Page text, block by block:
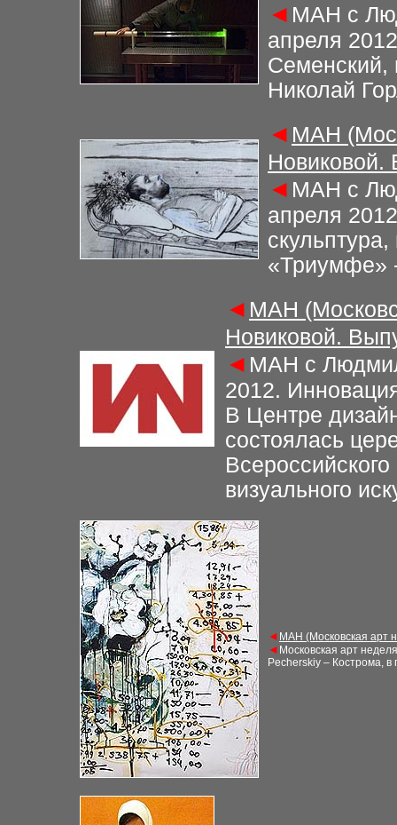
◄ МАН с
апреля
Николай
◄ МАН
Новиковой.
◄ МАН с
апреля
«Триумфе»
◄ МАН
Новиковой.
◄ МАН с
2012.
В Центре
состоялась
визуального
◄ МАН (Московская арт
◄ Московская арт неделя
Pecherskiy – Кострома, в